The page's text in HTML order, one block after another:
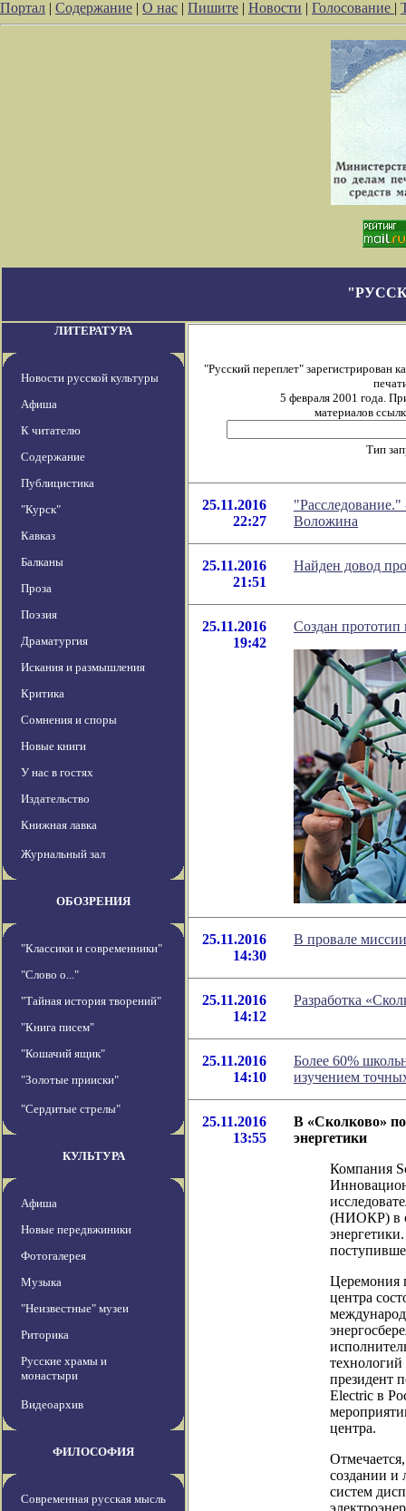
Портал | Содержание | О нас | Пишите | Новости | Голосование |
ЛИТЕРАТУРА
Новости русской культуры
Афиша
К читателю
Содержание
Публицистика
"Курск"
Кавказ
Балканы
Проза
Поэзия
Драматургия
Искания и размышления
Критика
Сомнения и споры
Новые книги
У нас в гостях
Издательство
Книжная лавка
Журнальный зал
ОБОЗРЕНИЯ
"Классики и современники"
"Слово о..."
"Тайная история творений"
"Книга писем"
"Кошачий ящик"
"Золотые прииски"
"Сердитые стрелы"
КУЛЬТУРА
Афиша
Новые передвжиники
Фотогалерея
Музыка
"Неизвестные" музеи
Риторика
Русские храмы и
монастыри
Видеоархив
ФИЛОСОФИЯ
Современная русская мысль
"Русский переплет" зарегистрирован
5 февраля 2001 года.
материалов
Тип
25.11.2016
22:27
Воложина
25.11.2016
21:51
Найден довод
25.11.2016
19:42
Создан
25.11.2016
14:30
В провале
25.11.2016
14:12
Разработка
25.11.2016
14:10
Более 60%
изучением
25.11.2016
13:55
В «Сколково»
энергетики
Компания
(НИОКР) в
Церемония
центра
президент
Electric в
центра.
создании и
систем